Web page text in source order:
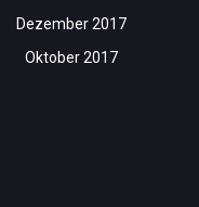
Dezember 2017
Oktober 2017